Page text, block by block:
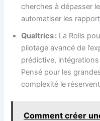
cherches à dépasser
automatiser les
Qualtrics : La Rolls
pilotage avancé de
prédictive,
Pensé pour les
complexité le
Comment créer